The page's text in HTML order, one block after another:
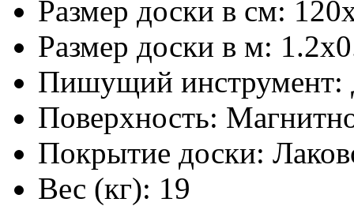
Размер доски в см:
Размер доски в м:
Пишущий инструмент:
Поверхность:
Покрытие доски:
Вес (кг): 19